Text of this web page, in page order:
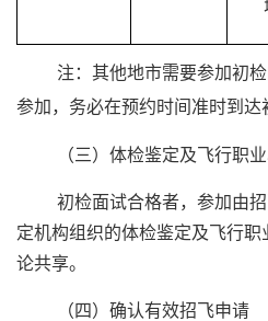
注：其他地市需要参加初
参加，务必在预约时间准时到达
（三）体检鉴定及飞行职
初检面试合格者，参加由
定机构组织的体检鉴定及飞行
论共享。
（四）确认有效招飞申请